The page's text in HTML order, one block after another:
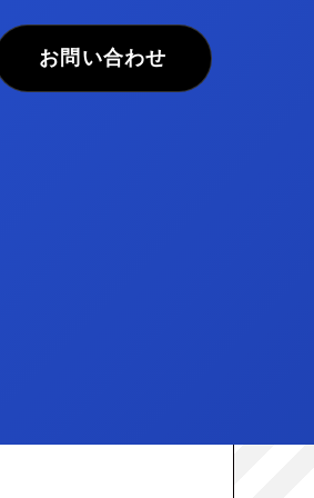
お問い合わせ